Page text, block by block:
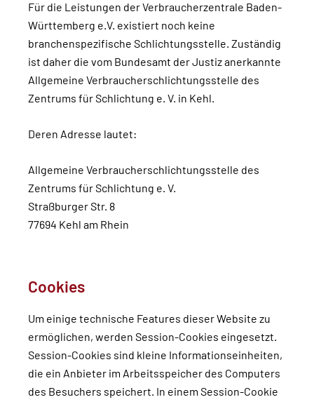
Für die Leistungen der Verbraucherzentrale Baden-
Württemberg e.V. existiert noch keine
branchenspezifische Schlichtungsstelle. Zuständig
ist daher die vom Bundesamt der Justiz anerkannte
Allgemeine Verbraucherschlichtungsstelle des
Zentrums für Schlichtung e. V. in Kehl.
Deren Adresse lautet:
Allgemeine Verbraucherschlichtungsstelle des
Zentrums für Schlichtung e. V.
Straßburger Str. 8
77694 Kehl am Rhein
Cookies
Um einige technische Features dieser Website zu
ermöglichen, werden Session-Cookies eingesetzt.
Session-Cookies sind kleine Informationseinheiten,
die ein Anbieter im Arbeitsspeicher des Computers
des Besuchers speichert. In einem Session-Cookie